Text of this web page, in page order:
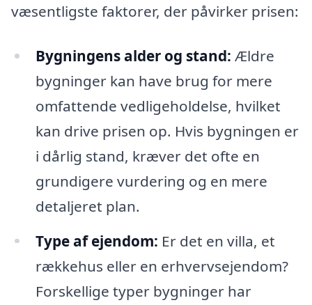
væsentligste faktorer, der påvirker prisen:
Bygningens alder og stand: Ældre
bygninger kan have brug for mere
omfattende vedligeholdelse, hvilket
kan drive prisen op. Hvis bygningen er
i dårlig stand, kræver det ofte en
grundigere vurdering og en mere
detaljeret plan.
Type af ejendom: Er det en villa, et
rækkehus eller en erhvervsejendom?
Forskellige typer bygninger har